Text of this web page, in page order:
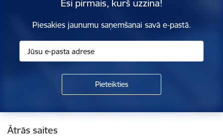
Esi pirmais, kurš uzzina!
Piesakies jaunumu saņemšanai savā e-pastā.
Kājene
Ātrās saites